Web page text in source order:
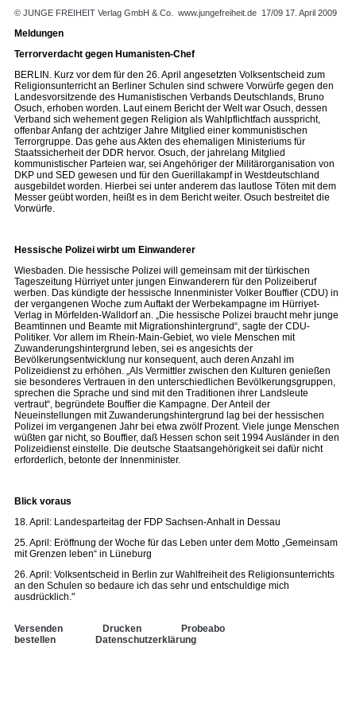
© JUNGE FREIHEIT Verlag GmbH & Co. www.jungefreiheit.de 17/09 17. April 2009
Meldungen
Terrorverdacht gegen Humanisten-Chef
BERLIN. Kurz vor dem für den 26. April angesetzten Volksentscheid zum
Religionsunterricht an Berliner Schulen sind schwere Vorwürfe gegen den
Landesvorsitzende des Humanistischen Verbands Deutschlands, Bruno
Osuch, erhoben worden. Laut einem Bericht der Welt war Osuch, dessen
Verband sich wehement gegen Religion als Wahlpflichtfach ausspricht,
offenbar Anfang der achtziger Jahre Mitglied einer kommunistischen
Terrorgruppe. Das gehe aus Akten des ehemaligen Ministeriums für
Staatssicherheit der DDR hervor. Osuch, der jahrelang Mitglied
kommunistischer Parteien war, sei Angehöriger der Militärorganisation von
DKP und SED gewesen und für den Guerillakampf in Westdeutschland
ausgebildet worden. Hierbei sei unter anderem das lautlose Töten mit dem
Messer geübt worden, heißt es in dem Bericht weiter. Osuch bestreitet die
Vorwürfe.
Hessische Polizei wirbt um Einwanderer
Wiesbaden. Die hessische Polizei will gemeinsam mit der türkischen
Tageszeitung Hürriyet unter jungen Einwanderern für den Polizeiberuf
werben. Das kündigte der hessische Innenminister Volker Bouffier (CDU) in
der vergangenen Woche zum Auftakt der Werbekampagne im Hürriyet-
Verlag in Mörfelden-Walldorf an. „Die hessische Polizei braucht mehr junge
Beamtinnen und Beamte mit Migrationshintergrund“, sagte der CDU-
Politiker. Vor allem im Rhein-Main-Gebiet, wo viele Menschen mit
Zuwanderungshintergrund leben, sei es angesichts der
Bevölkerungsentwicklung nur konsequent, auch deren Anzahl im
Polizeidienst zu erhöhen. „Als Vermittler zwischen den Kulturen genießen
sie besonderes Vertrauen in den unterschiedlichen Bevölkerungsgruppen,
sprechen die Sprache und sind mit den Traditionen ihrer Landsleute
vertraut“, begründete Bouffier die Kampagne. Der Anteil der
Neueinstellungen mit Zuwanderungshintergrund lag bei der hessischen
Polizei im vergangenen Jahr bei etwa zwölf Prozent. Viele junge Menschen
wüßten gar nicht, so Bouffier, daß Hessen schon seit 1994 Ausländer in den
Polizeidienst einstelle. Die deutsche Staatsangehörigkeit sei dafür nicht
erforderlich, betonte der Innenminister.
Blick voraus
18. April: Landesparteitag der FDP Sachsen-Anhalt in Dessau
25. April: Eröffnung der Woche für das Leben unter dem Motto „Gemeinsam
mit Grenzen leben“ in Lüneburg
26. April: Volksentscheid in Berlin zur Wahlfreiheit des Religionsunterrichts
an den Schulen so bedaure ich das sehr und entschuldige mich
ausdrücklich."
Versenden Drucken
Probeabo
bestellen
Datenschutzerklärung